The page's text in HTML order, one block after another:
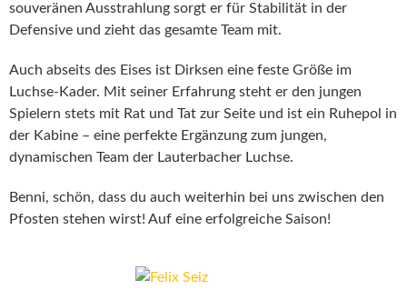
souveränen Ausstrahlung sorgt er für Stabilität in der
Defensive und zieht das gesamte Team mit.
Auch abseits des Eises ist Dirksen eine feste Größe im
Luchse-Kader. Mit seiner Erfahrung steht er den jungen
Spielern stets mit Rat und Tat zur Seite und ist ein Ruhepol in
der Kabine – eine perfekte Ergänzung zum jungen,
dynamischen Team der Lauterbacher Luchse.
Benni, schön, dass du auch weiterhin bei uns zwischen den
Pfosten stehen wirst! Auf eine erfolgreiche Saison!